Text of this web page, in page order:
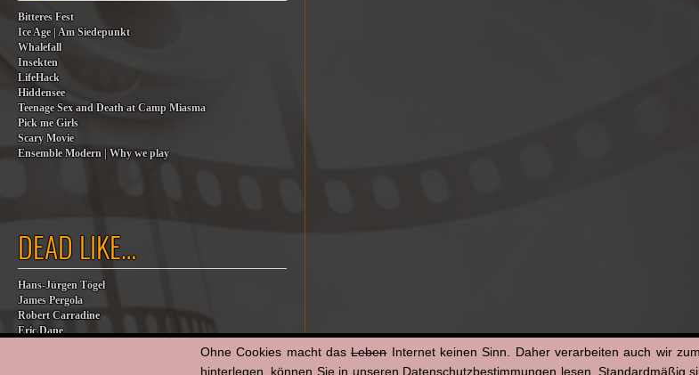
Bitteres Fest
Ice Age | Am Siedepunkt
Whalefall
Insekten
LifeHack
Hiddensee
Teenage Sex and Death at Camp Miasma
Pick me Girls
Scary Movie
Ensemble Modern | Why we play
DEAD LIKE…
Hans-Jürgen Tögel
James Pergola
Robert Carradine
Eric Dane
Ohne Cookies macht dasLebenInternet keinen Sinn. Daher verarbeiten auch wir
hinterlegen, können Sie in unseren Datenschutzbestimmungen lesen.